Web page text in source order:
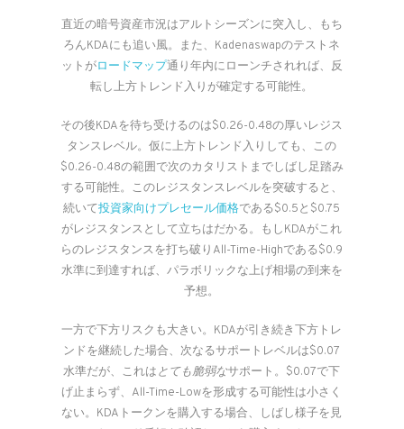
直近の暗号資産市況はアルトシーズンに突入し、もち
ろんKDAにも追い風。また、Kadenaswapのテストネ
ットがロードマップ通り年内にローンチされれば、反
転し上方トレンド入りが確定する可能性。
その後KDAを待ち受けるのは$0.26-0.48の厚いレジス
タンスレベル。仮に上方トレンド入りしても、この
$0.26-0.48の範囲で次のカタリストまでしばし足踏み
する可能性。このレジスタンスレベルを突破すると、
続いて投資家向けプレセール価格である$0.5と$0.75
がレジスタンスとして立ちはだかる。もしKDAがこれ
らのレジスタンスを打ち破りAll-Time-Highである$0.9
水準に到達すれば、パラボリックな上げ相場の到来を
予想。
一方で下方リスクも大きい。KDAが引き続き下方トレ
ンドを継続した場合、次なるサポートレベルは$0.07
水準だが、これはとても脆弱なサポート。$0.07で下
げ止まらず、All-Time-Lowを形成する可能性は小さく
ない。KDAトークンを購入する場合、しばし様子を見